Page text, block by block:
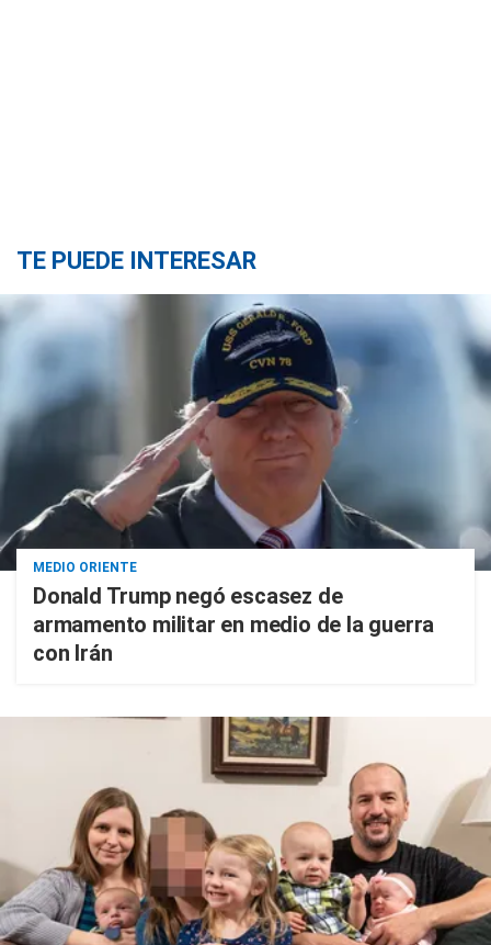
TE PUEDE INTERESAR
MEDIO ORIENTE
Donald Trump negó escasez de
armamento militar en medio de la guerra
con Irán